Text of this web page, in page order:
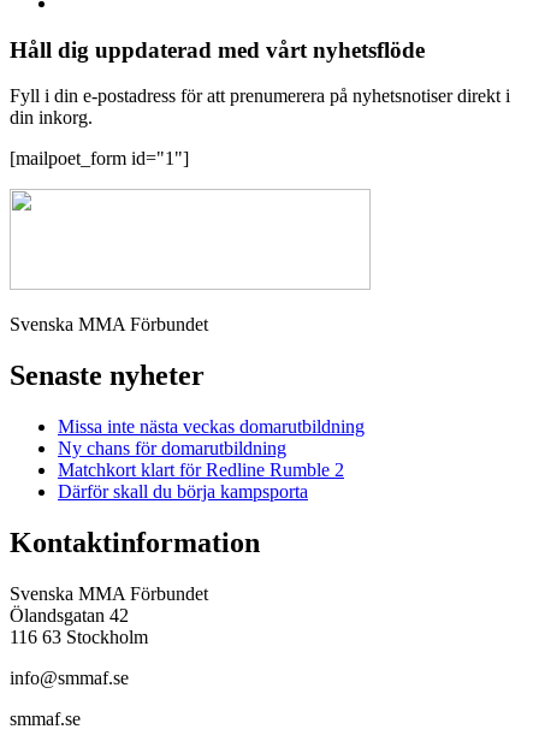
Håll dig uppdaterad med vårt nyhetsflöde
Fyll i din e-postadress för att prenumerera på nyhetsnotiser direkt i
din inkorg.
[mailpoet_form id="1"]
Svenska MMA Förbundet
Senaste nyheter
Missa inte nästa veckas domarutbildning
Ny chans för domarutbildning
Matchkort klart för Redline Rumble 2
Därför skall du börja kampsporta
Kontaktinformation
Svenska MMA Förbundet
Ölandsgatan 42
116 63 Stockholm
info@smmaf.se
smmaf.se